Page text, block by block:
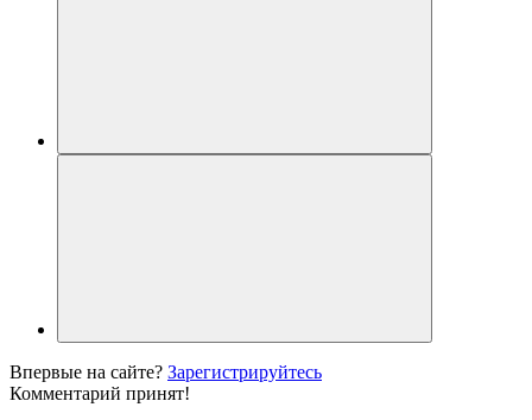
Впервые на сайте? Зарегистрируйтесь
Комментарий принят!